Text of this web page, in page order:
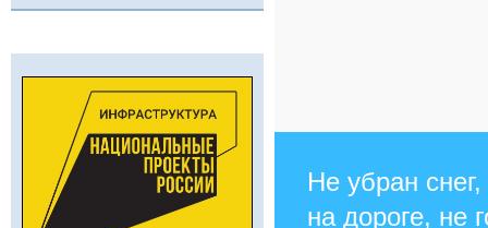
Не убран
на дороге, не